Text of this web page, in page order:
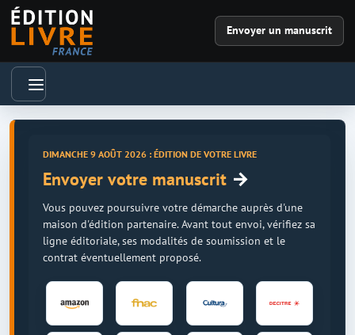
Envoyer un manuscrit
DIMANCHE 9 AOÛT 2026 : ÉDITION DE VOTRE LIVRE
Envoyer votre manuscrit →
Vous pouvez poursuivre votre démarche auprès d'une
maison d'édition partenaire. Avant tout envoi, vérifiez sa
ligne éditoriale, ses modalités de soumission et le
contrat éventuellement proposé.